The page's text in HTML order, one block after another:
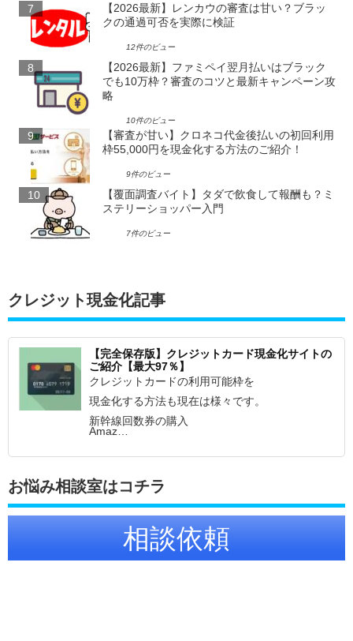
【2026最新】レンカウの審査は甘い？ブラッ
クの通過可否を実際に検証
12件のビュー
【2026最新】ファミペイ翌月払いはブラック
でも10万枠？審査のコツと最新キャンペーン攻
略
10件のビュー
【審査が甘い】クロネコ代金後払いの初回利用
枠55,000円を現金化する方法のご紹介！
9件のビュー
【覆面調査バイト】タダで飲食して報酬も？ミ
ステリーショッパー入門
7件のビュー
クレジット現金化記事
【完全保存版】クレジットカード現金化サイトの
ご紹介【最大97％】
クレジットカードの利用可能枠を
現金化する方法も現在は様々です。
新幹線回数券の購入
Amaz…
お悩み相談室はコチラ
相談依頼